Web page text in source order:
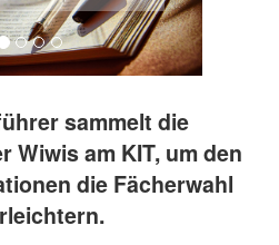
sammelt die
Wiwis am KIT, um den
die Fächerwahl